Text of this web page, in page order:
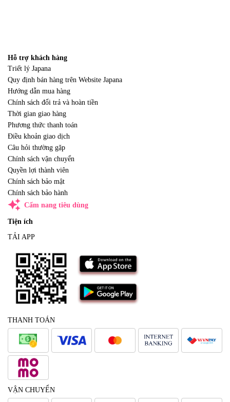
Hỗ trợ khách hàng
Triết lý Japana
Quy định bán hàng trên Website Japana
Hướng dẫn mua hàng
Chính sách đổi trả và hoàn tiền
Thời gian giao hàng
Phương thức thanh toán
Điều khoản giao dịch
Câu hỏi thường gặp
Chính sách vận chuyển
Quyền lợi thành viên
Chính sách bảo mật
Chính sách bảo hành
auto_awesome Cẩm nang tiêu dùng
Tiện ích
TẢI APP
THANH TOÁN
VẬN CHUYỂN